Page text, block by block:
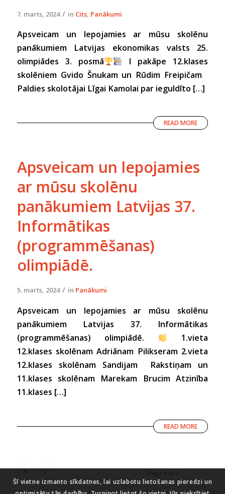
7. marts, 2024 / in Cits, Panākumi
Apsveicam un lepojamies ar mūsu skolēnu
panākumiem Latvijas ekonomikas valsts 25.
olimpiādes 3. posmā
I pakāpe 12.klases
skolēniem Gvido Šnukam un Rūdim Freipičam
Paldies skolotājai Līgai Kamolai par ieguldīto […]
READ MORE
Apsveicam un lepojamies
ar mūsu skolēnu
panākumiem Latvijas 37.
Informātikas
(programmēšanas)
olimpiādē.
5. marts, 2024 / in Panākumi
Apsveicam un lepojamies ar mūsu skolēnu
panākumiem Latvijas 37. Informātikas
(programmēšanas) olimpiādē.
1.vieta
12.klases skolēnam Adriānam Pilikseram 2.vieta
12.klases skolēnam Sandijam Rakstiņam un
11.klases skolēnam Marekam Brucim Atzinība
11.klases […]
READ MORE
1 2
Šī vietne izmanto sīkdatnes, lai uzlabotu lietošanas pieredzi un